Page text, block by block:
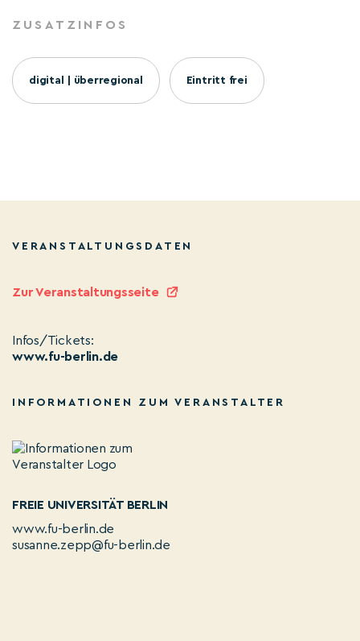
ZUSATZINFOS
digital | überregional Eintritt frei
VERANSTALTUNGSDATEN
Zur Veranstaltungsseite
Infos/Tickets:
www.fu-berlin.de
INFORMATIONEN ZUM VERANSTALTER
FREIE UNIVERSITÄT BERLIN
www.fu-berlin.de
susanne.zepp@fu-berlin.de